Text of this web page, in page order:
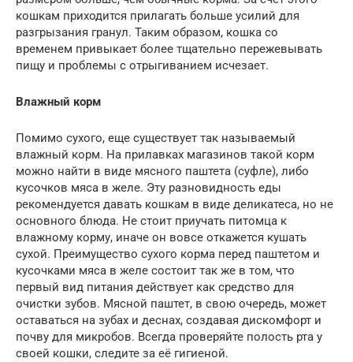
кошкам приходится прилагать больше усилий для
разгрызания гранул. Таким образом, кошка со
временем привыкает более тщательно пережевывать
пищу и проблемы с отрыгиванием исчезает.
Влажный корм
Помимо сухого, еще существует так называемый
влажный корм. На прилавках магазинов такой корм
можно найти в виде мясного паштета (суфле), либо
кусочков мяса в желе. Эту разновидность еды
рекомендуется давать кошкам в виде деликатеса, но не
основного блюда. Не стоит приучать питомца к
влажному корму, иначе он вовсе откажется кушать
сухой. Преимущество сухого корма перед паштетом и
кусочками мяса в желе состоит так же в том, что
первый вид питания действует как средство для
очистки зубов. Мясной паштет, в свою очередь, может
оставаться на зубах и деснах, создавая дискомфорт и
почву для микробов. Всегда проверяйте полость рта у
своей кошки, следите за её гигиеной.